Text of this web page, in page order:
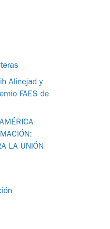
Alinejad y
FAES de
LA UNIÓN